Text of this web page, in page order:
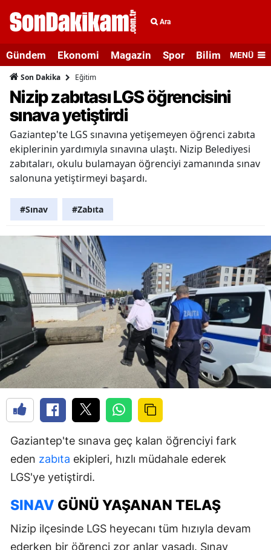
Ara
Gündem Ekonomi Magazin Spor Bilim veMENÜ
Son Dakika Eğitim
Nizip zabıtası LGS öğrencisini
sınava yetiştirdi
Gaziantep'te LGS sınavına yetişemeyen öğrenci zabıta
ekiplerinin yardımıyla sınavına ulaştı. Nizip Belediyesi
zabıtaları, okulu bulamayan öğrenciyi zamanında sınav
salonuna yetiştirmeyi başardı.
#Sınav #Zabıta
Gaziantep'te sınava geç kalan öğrenciyi fark
eden zabıta ekipleri, hızlı müdahale ederek
LGS'ye yetiştirdi.
SINAV GÜNÜ YAŞANAN TELAŞ
Nizip ilçesinde LGS heyecanı tüm hızıyla devam
ederken bir öğrenci zor anlar yaşadı. Sınav